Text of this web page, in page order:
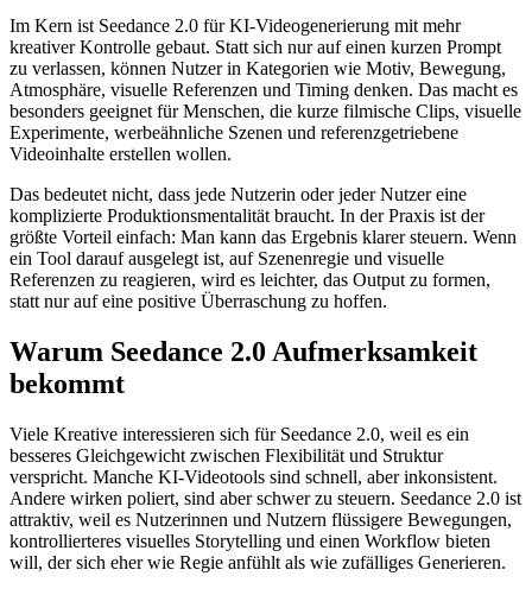
Im Kern ist Seedance 2.0 für KI-Videogenerierung mit mehr
kreativer Kontrolle gebaut. Statt sich nur auf einen kurzen Prompt
zu verlassen, können Nutzer in Kategorien wie Motiv, Bewegung,
Atmosphäre, visuelle Referenzen und Timing denken. Das macht es
besonders geeignet für Menschen, die kurze filmische Clips, visuelle
Experimente, werbeähnliche Szenen und referenzgetriebene
Videoinhalte erstellen wollen.
Das bedeutet nicht, dass jede Nutzerin oder jeder Nutzer eine
komplizierte Produktionsmentalität braucht. In der Praxis ist der
größte Vorteil einfach: Man kann das Ergebnis klarer steuern. Wenn
ein Tool darauf ausgelegt ist, auf Szenenregie und visuelle
Referenzen zu reagieren, wird es leichter, das Output zu formen,
statt nur auf eine positive Überraschung zu hoffen.
Warum Seedance 2.0 Aufmerksamkeit
bekommt
Viele Kreative interessieren sich für Seedance 2.0, weil es ein
besseres Gleichgewicht zwischen Flexibilität und Struktur
verspricht. Manche KI-Videotools sind schnell, aber inkonsistent.
Andere wirken poliert, sind aber schwer zu steuern. Seedance 2.0 ist
attraktiv, weil es Nutzerinnen und Nutzern flüssigere Bewegungen,
kontrollierteres visuelles Storytelling und einen Workflow bieten
will, der sich eher wie Regie anfühlt als wie zufälliges Generieren.